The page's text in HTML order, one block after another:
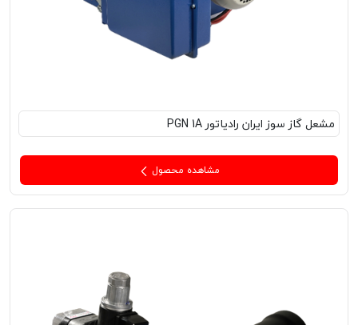
مشعل‌ گاز سوز ایران رادیاتور PGN 1A
مشاهده محصول